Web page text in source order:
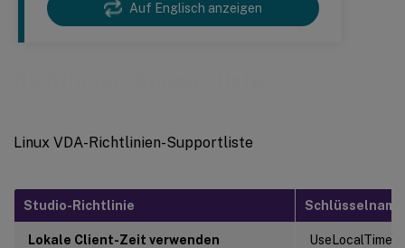
Auf Englisch anzeigen
Linux VDA-Richtlinien-Supportliste
Studio-Richtlinie Schlüsselname
Lokale Client-Zeit verwenden